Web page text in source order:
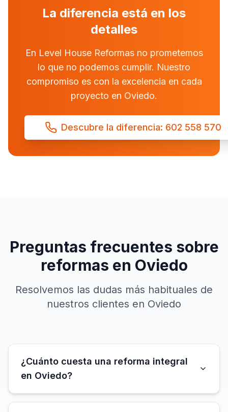
La diferencia está en los
detalles
En Level House Reformas no prometemos
lo que no podemos cumplir. Nuestro
compromiso es con la excelencia en cada
proyecto en Oviedo.
Descubre la diferencia: 602 558 570
Preguntas frecuentes sobre
reformas en Oviedo
Resolvemos las dudas más habituales de
nuestros clientes en Oviedo
¿Cuánto cuesta una reforma integral
en Oviedo?